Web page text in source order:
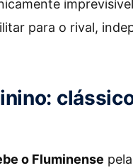
para o rival,
o Fluminense